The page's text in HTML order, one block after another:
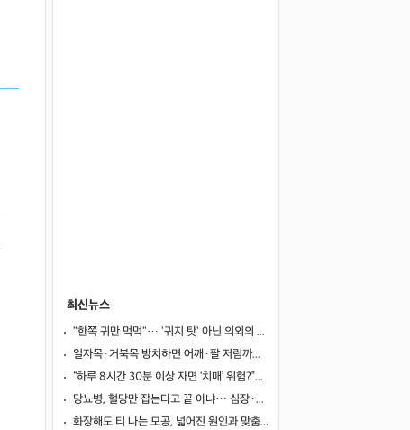
최신뉴스
"한쪽 귀만 먹먹"… '귀지 탓' 아닌 의외의 원인 4가지
일자목·거북목 방치하면 어깨·팔 저림까지…초기 관리가 중요한 이유
“하루 8시간 30분 이상 자면 ‘치매’ 위험?”… 혈액 속 알츠하이머 단백질 늘었다
당뇨병, 혈당만 잡는다고 끝 아냐… 심장·신장·발 건강 관리까지 챙겨야
화장해도 티 나는 모공, 넓어진 원인과 맞춤 치료법